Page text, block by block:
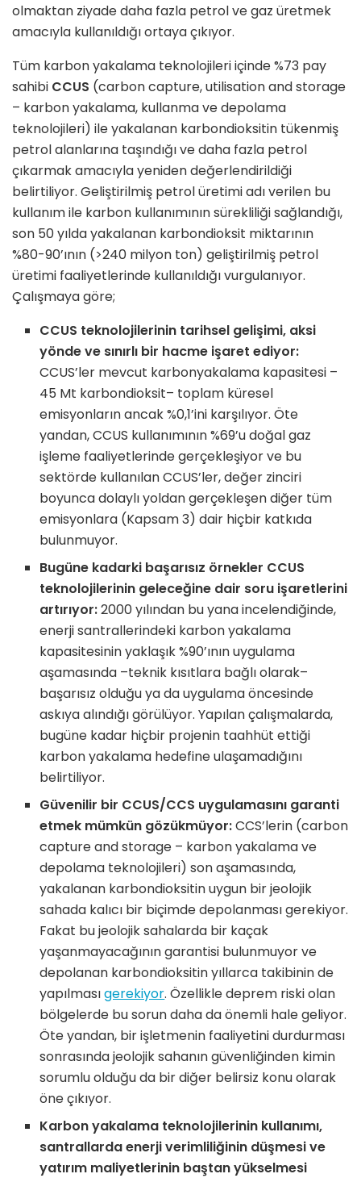
olmaktan ziyade daha fazla petrol ve gaz üretmek
amacıyla kullanıldığı ortaya çıkıyor.
Tüm karbon yakalama teknolojileri içinde %73 pay
sahibi CCUS (carbon capture, utilisation and storage
– karbon yakalama, kullanma ve depolama
teknolojileri) ile yakalanan karbondioksitin tükenmiş
petrol alanlarına taşındığı ve daha fazla petrol
çıkarmak amacıyla yeniden değerlendirildiği
belirtiliyor. Geliştirilmiş petrol üretimi adı verilen bu
kullanım ile karbon kullanımının sürekliliği sağlandığı,
son 50 yılda yakalanan karbondioksit miktarının
%80-90’ının (>240 milyon ton) geliştirilmiş petrol
üretimi faaliyetlerinde kullanıldığı vurgulanıyor.
Çalışmaya göre;
CCUS teknolojilerinin tarihsel gelişimi, aksi
yönde ve sınırlı bir hacme işaret ediyor:
CCUS’ler mevcut karbonyakalama kapasitesi –
45 Mt karbondioksit– toplam küresel
emisyonların ancak %0,1’ini karşılıyor. Öte
yandan, CCUS kullanımının %69’u doğal gaz
işleme faaliyetlerinde gerçekleşiyor ve bu
sektörde kullanılan CCUS’ler, değer zinciri
boyunca dolaylı yoldan gerçekleşen diğer tüm
emisyonlara (Kapsam 3) dair hiçbir katkıda
bulunmuyor.
Bugüne kadarki başarısız örnekler CCUS
teknolojilerinin geleceğine dair soru işaretlerini
artırıyor:2000 yılından bu yana incelendiğinde,
enerji santrallerindeki karbon yakalama
kapasitesinin yaklaşık %90’ının uygulama
aşamasında –teknik kısıtlara bağlı olarak–
başarısız olduğu ya da uygulama öncesinde
askıya alındığı görülüyor. Yapılan çalışmalarda,
bugüne kadar hiçbir projenin taahhüt ettiği
karbon yakalama hedefine ulaşamadığını
belirtiliyor.
Güvenilir bir CCUS/CCS uygulamasını garanti
etmek mümkün gözükmüyor:CCS’lerin (carbon
capture and storage – karbon yakalama ve
depolama teknolojileri) son aşamasında,
yakalanan karbondioksitin uygun bir jeolojik
sahada kalıcı bir biçimde depolanması gerekiyor.
Fakat bu jeolojik sahalarda bir kaçak
yaşanmayacağının garantisi bulunmuyor ve
depolanan karbondioksitin yıllarca takibinin de
yapılmasıgerekiyor. Özellikle deprem riski olan
bölgelerde bu sorun daha da önemli hale geliyor.
Öte yandan, bir işletmenin faaliyetini durdurması
sonrasında jeolojik sahanın güvenliğinden kimin
sorumlu olduğu da bir diğer belirsiz konu olarak
öne çıkıyor.
Karbon yakalama teknolojilerinin kullanımı,
santrallarda enerji verimliliğinin düşmesi ve
yatırım maliyetlerinin baştan yükselmesi